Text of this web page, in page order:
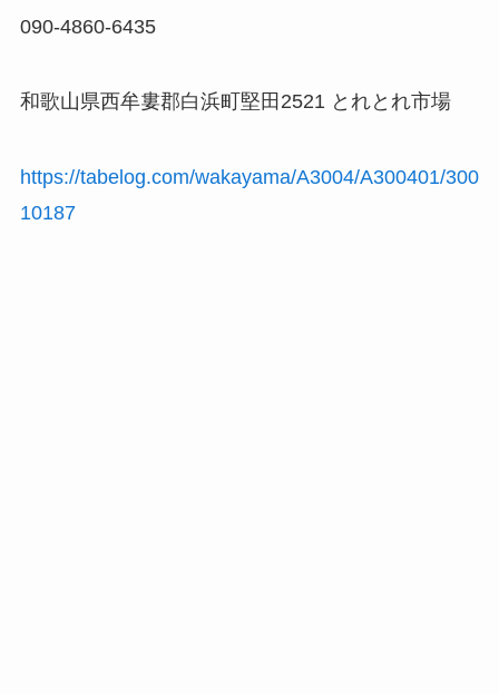
090-4860-6435
和歌山県西牟婁郡白浜町堅田2521 とれとれ市場
https://tabelog.com/wakayama/A3004/A300401/300
10187